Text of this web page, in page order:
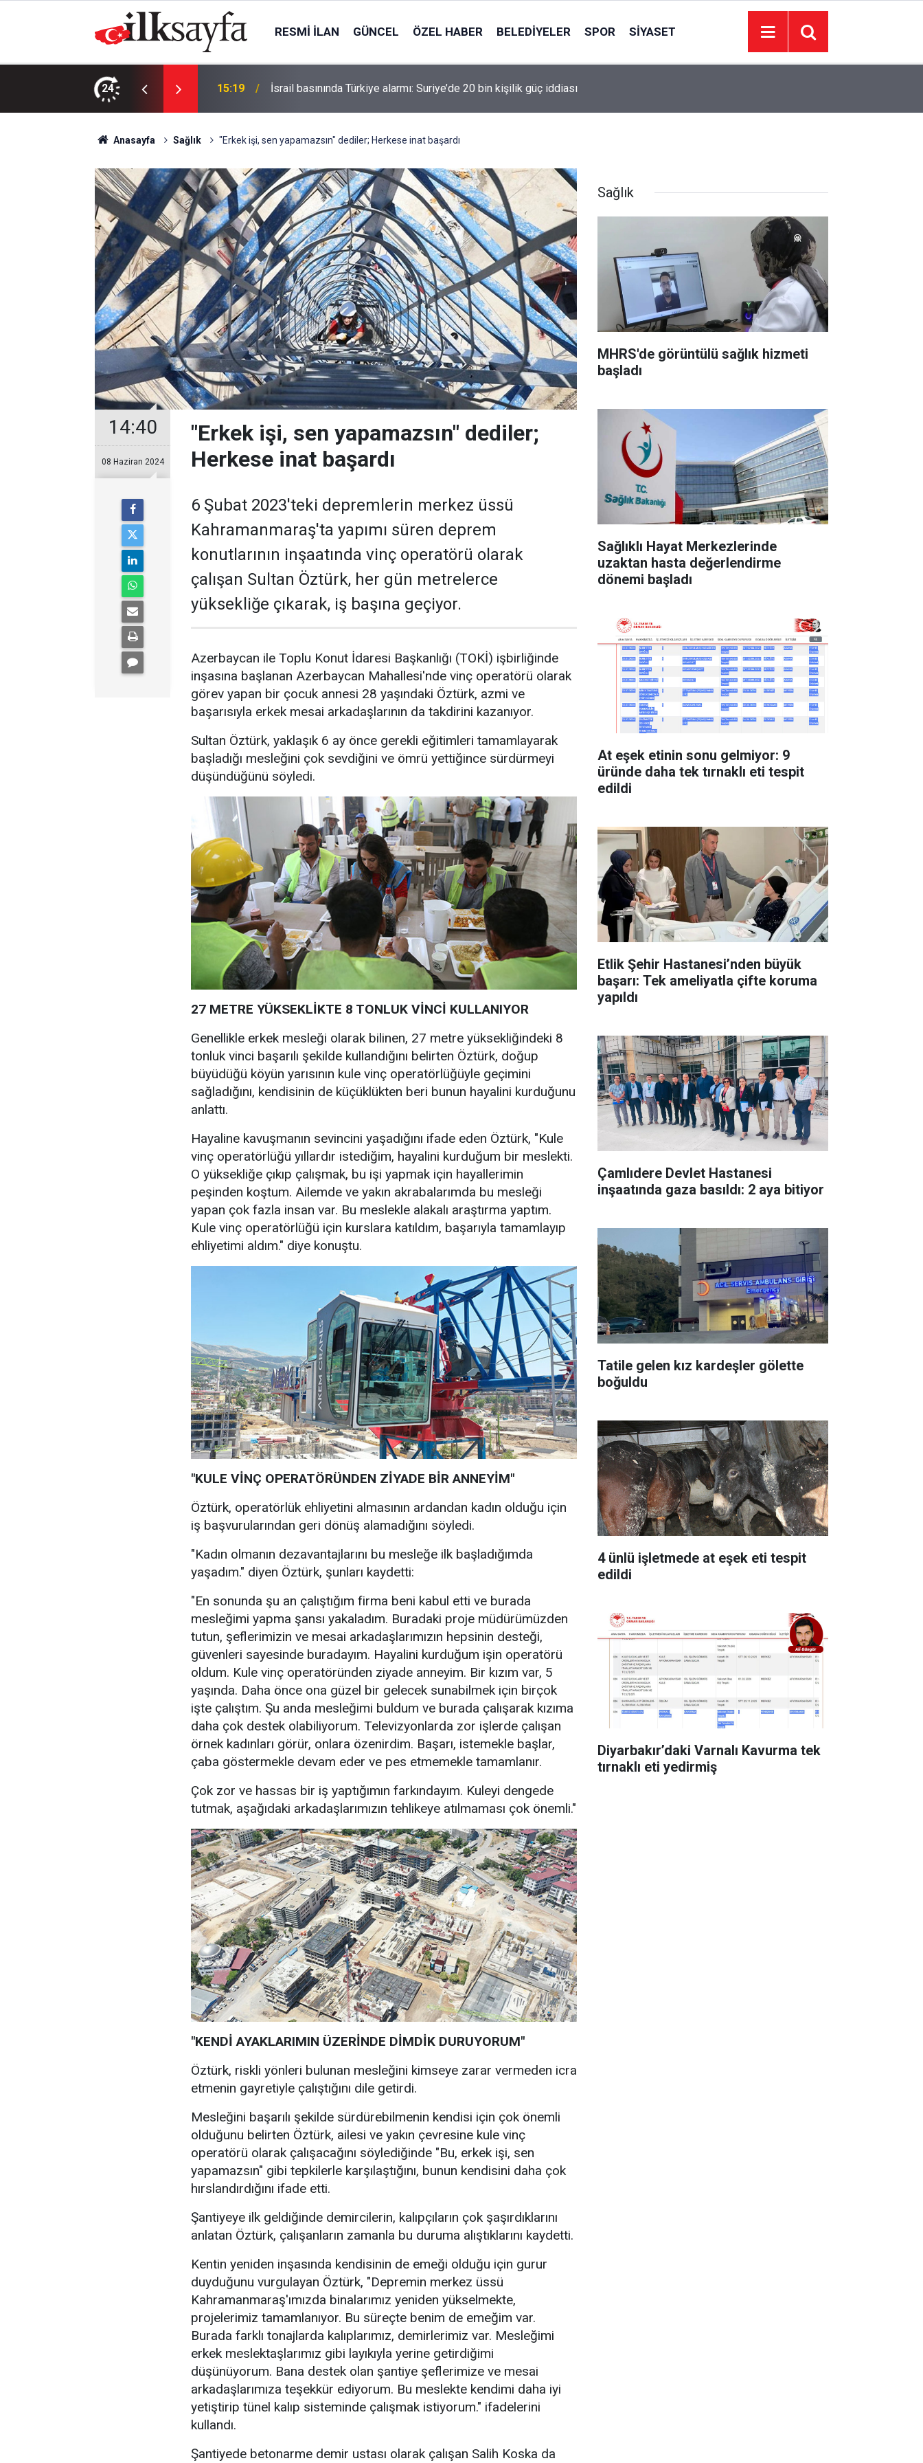
RESMI İLAN GÜNCEL ÖZEL HABER BELEDIYELER SPOR SIYASET
24
Doluluk yüzde 43,65’e geriledi 15:19 İsrail basınında Türkiye alarmı: Suriye’de 20 bin kişilik güç iddiası
Anasayfa Sağlık "Erkek işi, sen yapamazsın" dediler; Herkese inat başardı
14:40
08 Haziran 2024
"Erkek işi, sen yapamazsın" dediler;
Herkese inat başardı
6 Şubat 2023'teki depremlerin merkez üssü
Kahramanmaraş'ta yapımı süren deprem
konutlarının inşaatında vinç operatörü olarak
çalışan Sultan Öztürk, her gün metrelerce
yüksekliğe çıkarak, iş başına geçiyor.
Azerbaycan ile Toplu Konut İdaresi Başkanlığı (TOKİ) işbirliğinde
inşasına başlanan Azerbaycan Mahallesi'nde vinç operatörü olarak
görev yapan bir çocuk annesi 28 yaşındaki Öztürk, azmi ve
başarısıyla erkek mesai arkadaşlarının da takdirini kazanıyor.
Sultan Öztürk, yaklaşık 6 ay önce gerekli eğitimleri tamamlayarak
başladığı mesleğini çok sevdiğini ve ömrü yettiğince sürdürmeyi
düşündüğünü söyledi.
27 METRE YÜKSEKLİKTE 8 TONLUK VİNCİ KULLANIYOR
Genellikle erkek mesleği olarak bilinen, 27 metre yüksekliğindeki 8
tonluk vinci başarılı şekilde kullandığını belirten Öztürk, doğup
büyüdüğü köyün yarısının kule vinç operatörlüğüyle geçimini
sağladığını, kendisinin de küçüklükten beri bunun hayalini kurduğunu
anlattı.
Hayaline kavuşmanın sevincini yaşadığını ifade eden Öztürk, "Kule
vinç operatörlüğü yıllardır istediğim, hayalini kurduğum bir meslekti.
O yüksekliğe çıkıp çalışmak, bu işi yapmak için hayallerimin
peşinden koştum. Ailemde ve yakın akrabalarımda bu mesleği
yapan çok fazla insan var. Bu meslekle alakalı araştırma yaptım.
Kule vinç operatörlüğü için kurslara katıldım, başarıyla tamamlayıp
ehliyetimi aldım." diye konuştu.
"KULE VİNÇ OPERATÖRÜNDEN ZİYADE BİR ANNEYİM"
Öztürk, operatörlük ehliyetini almasının ardandan kadın olduğu için
iş başvurularından geri dönüş alamadığını söyledi.
"Kadın olmanın dezavantajlarını bu mesleğe ilk başladığımda
yaşadım." diyen Öztürk, şunları kaydetti:
"En sonunda şu an çalıştığım firma beni kabul etti ve burada
mesleğimi yapma şansı yakaladım. Buradaki proje müdürümüzden
tutun, şeflerimizin ve mesai arkadaşlarımızın hepsinin desteği,
güvenleri sayesinde buradayım. Hayalini kurduğum işin operatörü
oldum. Kule vinç operatöründen ziyade anneyim. Bir kızım var, 5
yaşında. Daha önce ona güzel bir gelecek sunabilmek için birçok
işte çalıştım. Şu anda mesleğimi buldum ve burada çalışarak kızıma
daha çok destek olabiliyorum. Televizyonlarda zor işlerde çalışan
örnek kadınları görür, onlara özenirdim. Başarı, istemekle başlar,
çaba göstermekle devam eder ve pes etmemekle tamamlanır.
Çok zor ve hassas bir iş yaptığımın farkındayım. Kuleyi dengede
tutmak, aşağıdaki arkadaşlarımızın tehlikeye atılmaması çok önemli."
"KENDİ AYAKLARIMIN ÜZERİNDE DİMDİK DURUYORUM"
Öztürk, riskli yönleri bulunan mesleğini kimseye zarar vermeden icra
etmenin gayretiyle çalıştığını dile getirdi.
Mesleğini başarılı şekilde sürdürebilmenin kendisi için çok önemli
olduğunu belirten Öztürk, ailesi ve yakın çevresine kule vinç
operatörü olarak çalışacağını söylediğinde "Bu, erkek işi, sen
yapamazsın" gibi tepkilerle karşılaştığını, bunun kendisini daha çok
hırslandırdığını ifade etti.
Şantiyeye ilk geldiğinde demircilerin, kalıpçıların çok şaşırdıklarını
anlatan Öztürk, çalışanların zamanla bu duruma alıştıklarını kaydetti.
Kentin yeniden inşasında kendisinin de emeği olduğu için gurur
duyduğunu vurgulayan Öztürk, "Depremin merkez üssü
Kahramanmaraş'ımızda binalarımız yeniden yükselmekte,
projelerimiz tamamlanıyor. Bu süreçte benim de emeğim var.
Burada farklı tonajlarda kalıplarımız, demirlerimiz var. Mesleğimi
erkek meslektaşlarımız gibi layıkıyla yerine getirdiğimi
düşünüyorum. Bana destek olan şantiye şeflerimize ve mesai
arkadaşlarımıza teşekkür ediyorum. Bu meslekte kendimi daha iyi
yetiştirip tünel kalıp sisteminde çalışmak istiyorum." ifadelerini
kullandı.
Şantiyede betonarme demir ustası olarak çalışan Salih Koska da
Sağlık
MHRS'de görüntülü sağlık hizmeti
başladı
Sağlıklı Hayat Merkezlerinde
uzaktan hasta değerlendirme
dönemi başladı
At eşek etinin sonu gelmiyor: 9
üründe daha tek tırnaklı eti tespit
edildi
Etlik Şehir Hastanesi’nden büyük
başarı: Tek ameliyatla çifte koruma
yapıldı
Çamlıdere Devlet Hastanesi
inşaatında gaza basıldı: 2 aya bitiyor
Tatile gelen kız kardeşler gölette
boğuldu
4 ünlü işletmede at eşek eti tespit
edildi
Diyarbakır’daki Varnalı Kavurma tek
tırnaklı eti yedirmiş